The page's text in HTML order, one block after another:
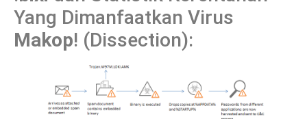
Yang Dimanfaatkan Virus
Makop! (Dissection):